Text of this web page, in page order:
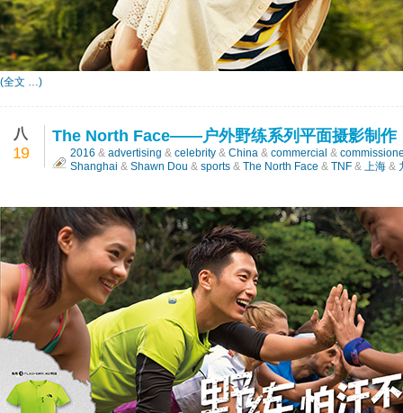
(全文 …)
八
19
The North Face——户外野练系列平面摄影制作
2016 & advertising & celebrity & China & commercial &
Shanghai & Shawn Dou & sports & The North Face & TNF & 上海 &